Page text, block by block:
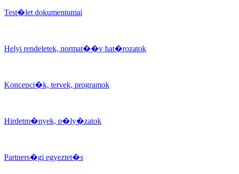
Test�let dokumentumai
Helyi rendeletek, normat��v hat�rozatok
Koncepci�k, tervek, programok
Hirdetm�nyek, p�ly�zatok
Partners�gi egyeztet�s